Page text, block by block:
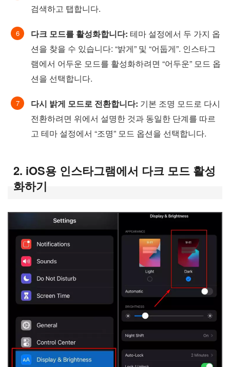
검색하고 탭합니다.
다크 모드를 활성화합니다: 테마 설정에서 두 가지 옵
션을 찾을 수 있습니다: “밝게” 및 “어둡게”. 인스타그
램에서 어두운 모드를 활성화하려면 “어두운” 모드 옵
션을 선택합니다.
다시 밝게 모드로 전환합니다: 기본 조명 모드로 다시
전환하려면 위에서 설명한 것과 동일한 단계를 따르
고 테마 설정에서 “조명” 모드 옵션을 선택합니다.
2. iOS용 인스타그램에서 다크 모드 활성
화하기